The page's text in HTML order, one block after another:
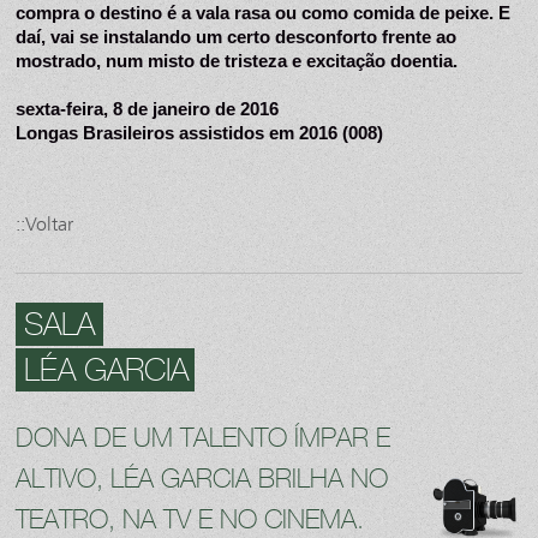
compra o destino é a vala rasa ou como comida de peixe. E
daí, vai se instalando um certo desconforto frente ao
mostrado, num misto de tristeza e excitação doentia.
sexta-feira, 8 de janeiro de 2016
Longas Brasileiros assistidos em 2016 (008)
::Voltar
SALA
LÉA GARCIA
DONA DE UM TALENTO ÍMPAR E
ALTIVO, LÉA GARCIA BRILHA NO
TEATRO, NA TV E NO CINEMA.